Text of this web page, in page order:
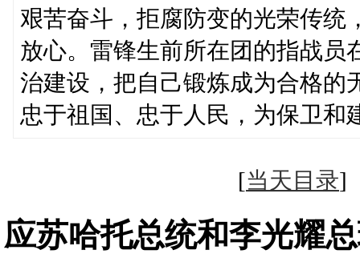
艰苦奋斗，拒腐防变的光荣传统
放心。雷锋生前所在团的指战员
治建设，把自己锻炼成为合格的
忠于祖国、忠于人民，为保卫和
[当天目录
应苏哈托总统和李光耀